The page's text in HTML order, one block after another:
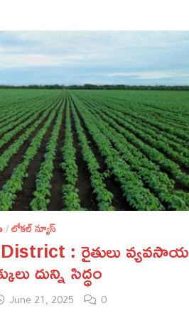
/లోకల్ న్యూస్
: రైతులు వ్యవసాయ
దున్ని సిద్ధం
June 21, 2025 0